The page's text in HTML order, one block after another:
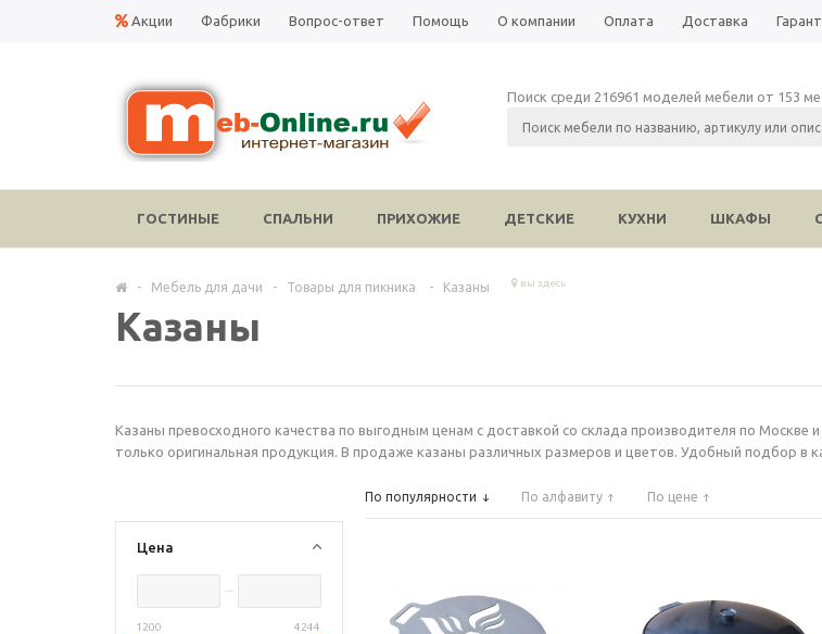
Акции Фабрики Вопрос-ответ Помощь О компании Оплата Доставка
Поиск среди 216961 моделей мебели от 153
ГОСТИНЫЕ СПАЛЬНИ ПРИХОЖИЕ ДЕТСКИЕ КУХНИ ШКАФЫ
- Мебель для дачи - Товары для пикника - Казаны вы здесь
Казаны
Казаны превосходного качества по выгодным ценам с доставкой со склада производителя по Москве
только оригинальная продукция. В продаже казаны различных размеров и цветов. Удобный подбор в
Цена
1200 4244
По популярности По алфавиту По цене